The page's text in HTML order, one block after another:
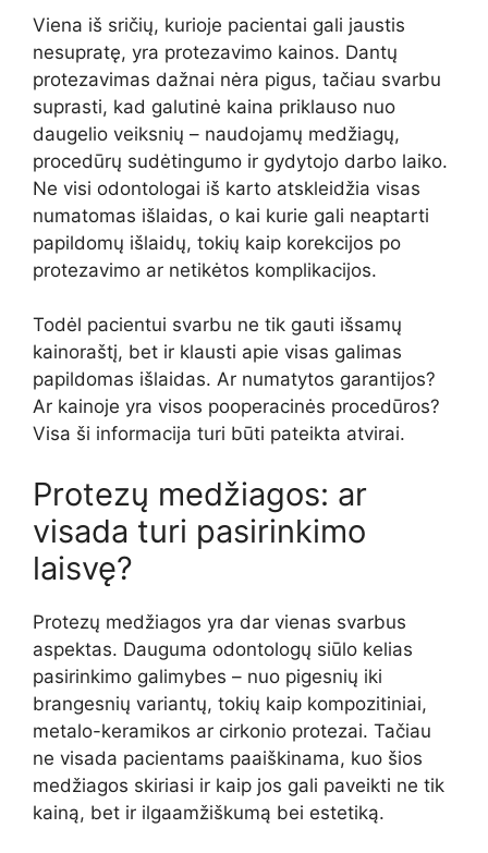
Viena iš sričių, kurioje pacientai gali jaustis
nesupratę, yra protezavimo kainos. Dantų
protezavimas dažnai nėra pigus, tačiau svarbu
suprasti, kad galutinė kaina priklauso nuo
daugelio veiksnių – naudojamų medžiagų,
procedūrų sudėtingumo ir gydytojo darbo laiko.
Ne visi odontologai iš karto atskleidžia visas
numatomas išlaidas, o kai kurie gali neaptarti
papildomų išlaidų, tokių kaip korekcijos po
protezavimo ar netikėtos komplikacijos.
Todėl pacientui svarbu ne tik gauti išsamų
kainoraštį, bet ir klausti apie visas galimas
papildomas išlaidas. Ar numatytos garantijos?
Ar kainoje yra visos pooperacinės procedūros?
Visa ši informacija turi būti pateikta atvirai.
Protezų medžiagos: ar
visada turi pasirinkimo
laisvę?
Protezų medžiagos yra dar vienas svarbus
aspektas. Dauguma odontologų siūlo kelias
pasirinkimo galimybes – nuo pigesnių iki
brangesnių variantų, tokių kaip kompozitiniai,
metalo-keramikos ar cirkonio protezai. Tačiau
ne visada pacientams paaiškinama, kuo šios
medžiagos skiriasi ir kaip jos gali paveikti ne tik
kainą, bet ir ilgaamžiškumą bei estetiką.